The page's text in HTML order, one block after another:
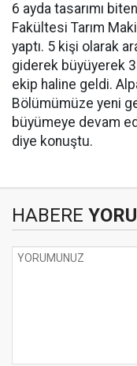
6 ayda tasarımı
Fakültesi Tarım
yaptı. 5 kişi olarak
giderek büyüyerek
ekip haline geldi.
Bölümümüze yeni
büyümeye devam
diye konuştu.
HABERE